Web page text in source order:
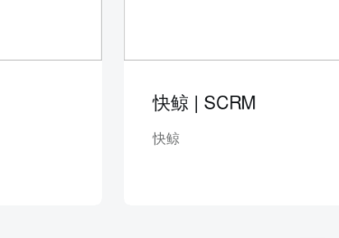
快鲸 | SCRM
快鲸